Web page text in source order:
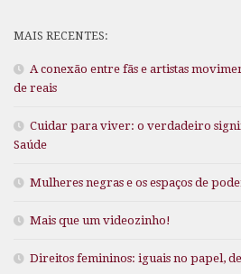
MAIS RECENTES:
A conexão entre fãs e artistas
de reais
Cuidar para viver: o verdadeiro
Saúde
Mulheres negras e os espaços de
Mais que um videozinho!
Direitos femininos: iguais no papel,